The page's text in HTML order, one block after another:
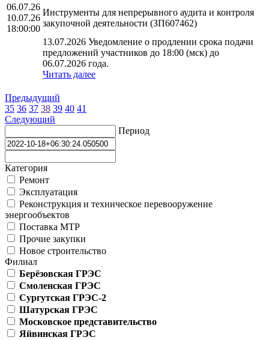
06.07.26
10.07.26
18:00:00
Инструменты для непрерывного аудита и контроля
закупочной деятельности (ЗП607462)
13.07.2026 Уведомление о продлении срока подачи
предложений участников до 18:00 (мск) до
06.07.2026 года.
Читать далее
Предыдущий
35 36 37 38 39 40 41
Следующий
Период
Категория
Ремонт
Эксплуатация
Реконструкция и техническое перевооружение
энергообъектов
Поставка МТР
Прочие закупки
Новое строительство
Филиал
Берёзовская ГРЭС
Смоленская ГРЭС
Сургутская ГРЭС-2
Шатурская ГРЭС
Московское представительство
Яйвинская ГРЭС